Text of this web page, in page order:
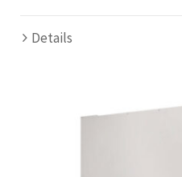
Details